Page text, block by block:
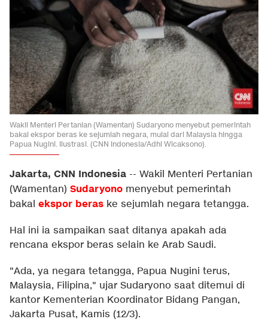
Wakil Menteri Pertanian (Wamentan) Sudaryono menyebut pemerintah
bakal ekspor beras ke sejumlah negara, mulai dari Malaysia hingga
Papua Nugini. Ilustrasi. (CNN Indonesia/Adhi Wicaksono).
Jakarta, CNN Indonesia -- Wakil Menteri Pertanian
(Wamentan) Sudaryono menyebut pemerintah
bakal ekspor beras ke sejumlah negara tetangga.
Hal ini ia sampaikan saat ditanya apakah ada
rencana ekspor beras selain ke Arab Saudi.
"Ada, ya negara tetangga, Papua Nugini terus,
Malaysia, Filipina," ujar Sudaryono saat ditemui di
kantor Kementerian Koordinator Bidang Pangan,
Jakarta Pusat, Kamis (12/3).